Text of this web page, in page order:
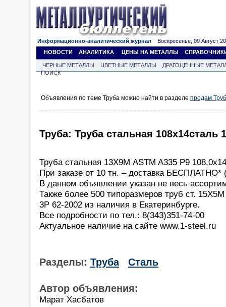
Информационно-аналитический журнал Воскресенье, 09 Август
НОВОСТИ
АНАЛИТИКА ЦЕНЫ НА МЕТАЛЛЫ
ЧЕРНЫЕ МЕТАЛЛЫ ЦВЕТНЫЕ МЕТАЛЛЫ
ДРАГОЦЕННЫЕ
ПОИСК
Объявления по теме Труба можно найти в разделе продам
Труба: Труба стальная 108x14сталь
Труба стальная 13Х9М ASTM A335 P9
При заказе от 10 тн. – доставка БЕСПЛАТНО*
В данном объявлении указан не весь
Также более 500 типоразмеров труб ст.
3Р 62-2002 из наличия в Екатеринбурге.
Все подробности по тел.: 8(343)351-74-00
Актуальное наличие на сайте www.1-steel.ru
Разделы: Труба Сталь
Автор объявления:
Марат Хасбатов